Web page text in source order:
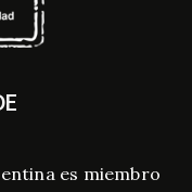
es miembro